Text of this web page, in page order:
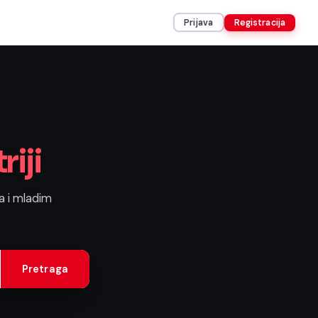
Prijava Registracija
i mladim
Pretraga